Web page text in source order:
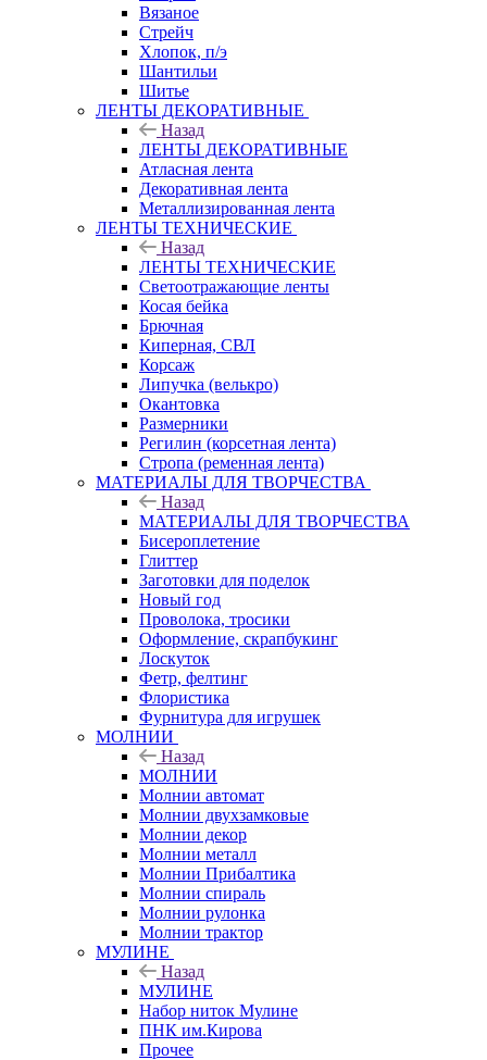
Вязаное
Стрейч
Хлопок, п/э
Шантильи
Шитье
ЛЕНТЫ ДЕКОРАТИВНЫЕ
Назад
ЛЕНТЫ ДЕКОРАТИВНЫЕ
Атласная лента
Декоративная лента
Металлизированная лента
ЛЕНТЫ ТЕХНИЧЕСКИЕ
Назад
ЛЕНТЫ ТЕХНИЧЕСКИЕ
Светоотражающие ленты
Косая бейка
Брючная
Киперная, СВЛ
Корсаж
Липучка (велькро)
Окантовка
Размерники
Регилин (корсетная лента)
Стропа (ременная лента)
МАТЕРИАЛЫ ДЛЯ ТВОРЧЕСТВА
Назад
МАТЕРИАЛЫ ДЛЯ ТВОРЧЕСТВА
Бисероплетение
Глиттер
Заготовки для поделок
Новый год
Проволока, тросики
Оформление, скрапбукинг
Лоскуток
Фетр, фелтинг
Флористика
Фурнитура для игрушек
МОЛНИИ
Назад
МОЛНИИ
Молнии автомат
Молнии двухзамковые
Молнии декор
Молнии металл
Молнии Прибалтика
Молнии спираль
Молнии рулонка
Молнии трактор
МУЛИНЕ
Назад
МУЛИНЕ
Набор ниток Мулине
ПНК им.Кирова
Прочее